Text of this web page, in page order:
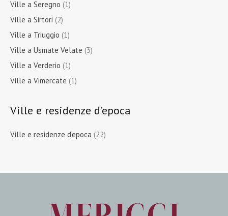
Ville a Seregno (1)
Ville a Sirtori (2)
Ville a Triuggio (1)
Ville a Usmate Velate (3)
Ville a Verderio (1)
Ville a Vimercate (1)
Ville e residenze d’epoca
Ville e residenze d'epoca (22)